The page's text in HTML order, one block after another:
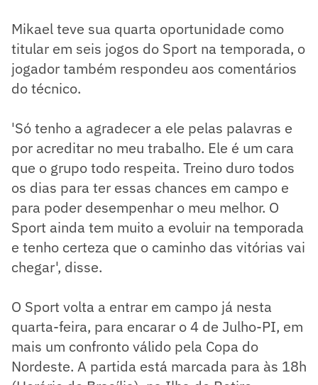
Mikael teve sua quarta oportunidade como
titular em seis jogos do Sport na temporada, o
jogador também respondeu aos comentários
do técnico.
'Só tenho a agradecer a ele pelas palavras e
por acreditar no meu trabalho. Ele é um cara
que o grupo todo respeita. Treino duro todos
os dias para ter essas chances em campo e
para poder desempenhar o meu melhor. O
Sport ainda tem muito a evoluir na temporada
e tenho certeza que o caminho das vitórias vai
chegar', disse.
O Sport volta a entrar em campo já nesta
quarta-feira, para encarar o 4 de Julho-PI, em
mais um confronto válido pela Copa do
Nordeste. A partida está marcada para às 18h